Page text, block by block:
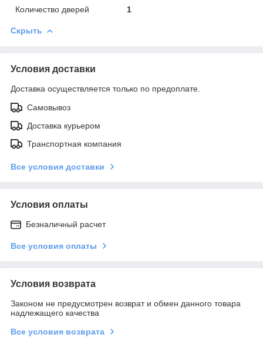
Количество дверей
1
Скрыть
Условия доставки
Доставка осуществляется только по предоплате.
Самовывоз
Доставка курьером
Транспортная компания
Все условия доставки
Условия оплаты
Безналичный расчет
Все условия оплаты
Условия возврата
Законом не предусмотрен возврат и обмен данного товара
надлежащего качества
Все условия возврата